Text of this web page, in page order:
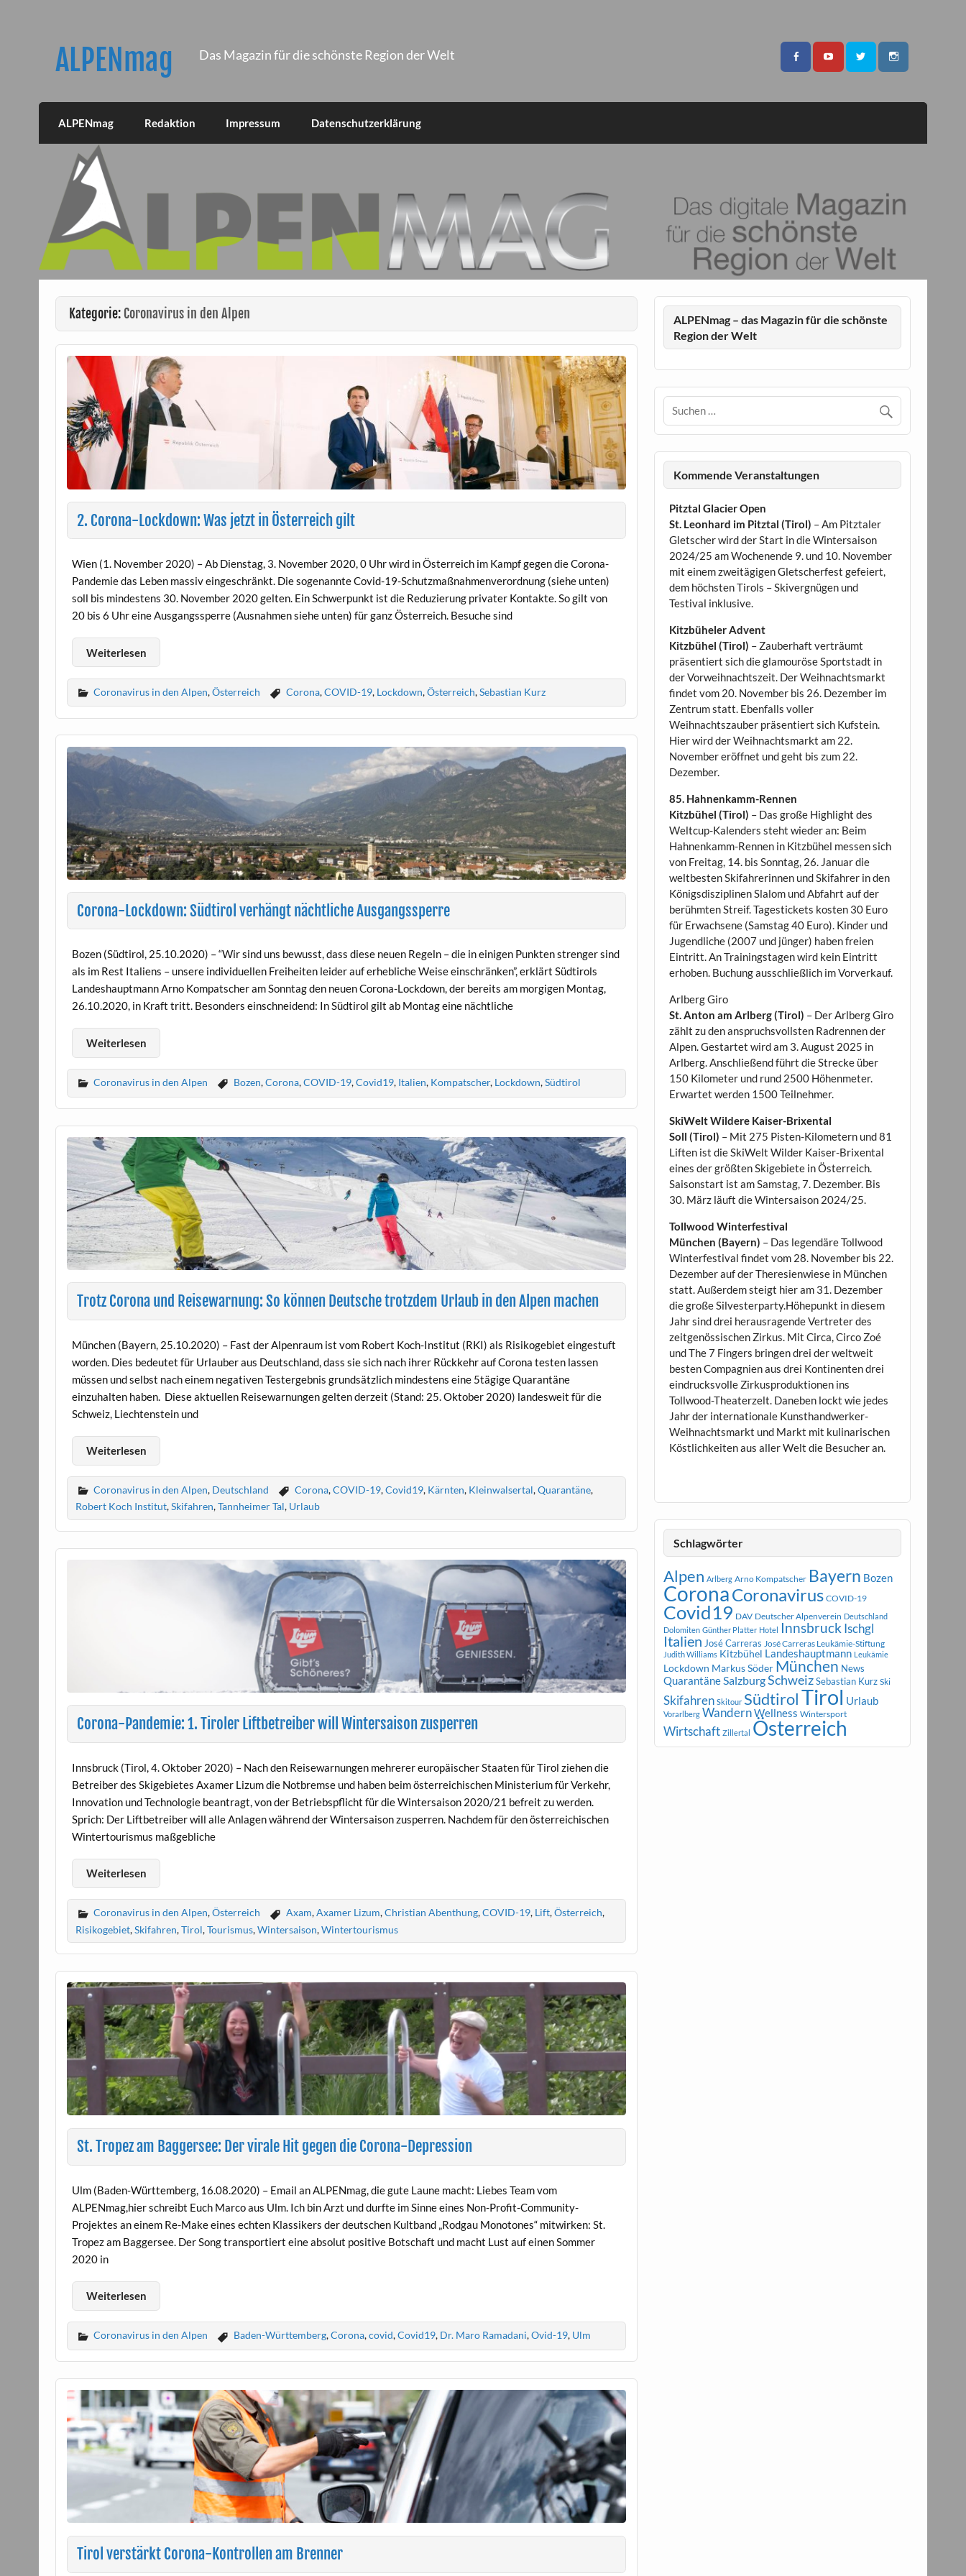
ALPENmag Das Magazin für die schönste Region der Welt
ALPENmag Redaktion Impressum Datenschutzerklärung
Kategorie: Coronavirus in den Alpen
2. Corona-Lockdown: Was jetzt in Österreich gilt
Wien (1. November 2020) – Ab Dienstag, 3. November 2020, 0 Uhr wird in Österreich im Kampf gegen die Corona-
Pandemie das Leben massiv eingeschränkt. Die sogenannte Covid-19-Schutzmaßnahmenverordnung (siehe unten)
soll bis mindestens 30. November 2020 gelten. Ein Schwerpunkt ist die Reduzierung privater Kontakte. So gilt von
20 bis 6 Uhr eine Ausgangssperre (Ausnahmen siehe unten) für ganz Österreich. Besuche sind
Weiterlesen
Coronavirus in den Alpen,Österreich Corona,COVID-19, Lockdown,Österreich,Sebastian Kurz
Corona-Lockdown: Südtirol verhängt nächtliche Ausgangssperre
Bozen (Südtirol, 25.10.2020) – “Wir sind uns bewusst, dass diese neuen Regeln – die in einigen Punkten strenger sind
als im Rest Italiens – unsere individuellen Freiheiten leider auf erhebliche Weise einschränken”, erklärt Südtirols
Landeshauptmann Arno Kompatscher am Sonntag den neuen Corona-Lockdown, der bereits am morgigen Montag,
26.10.2020, in Kraft tritt. Besonders einschneidend: In Südtirol gilt ab Montag eine nächtliche
Weiterlesen
Coronavirus in den Alpen Bozen,Corona,COVID-19,Covid19, Italien, Kompatscher, Lockdown,Südtirol
Trotz Corona und Reisewarnung: So können Deutsche trotzdem Urlaub in den Alpen machen
München (Bayern, 25.10.2020) – Fast der Alpenraum ist vom Robert Koch-Institut (RKI) als Risikogebiet eingestuft
worden. Dies bedeutet für Urlauber aus Deutschland, dass sie sich nach ihrer Rückkehr auf Corona testen lassen
müssen und selbst nach einem negativen Testergebnis grundsätzlich mindestens eine 5tägige Quarantäne
einzuhalten haben. Diese aktuellen Reisewarnungen gelten derzeit (Stand: 25. Oktober 2020) landesweit für die
Schweiz, Liechtenstein und
Weiterlesen
Coronavirus in den Alpen, Deutschland Corona,COVID-19,Covid19, Kärnten, Kleinwalsertal,Quarantäne,
Robert Koch Institut,Skifahren,Tannheimer Tal, Urlaub
Corona-Pandemie: 1. Tiroler Liftbetreiber will Wintersaison zusperren
Innsbruck (Tirol, 4. Oktober 2020) – Nach den Reisewarnungen mehrerer europäischer Staaten für Tirol ziehen die
Betreiber des Skigebietes Axamer Lizum die Notbremse und haben beim österreichischen Ministerium für Verkehr,
Innovation und Technologie beantragt, von der Betriebspflicht für die Wintersaison 2020/21 befreit zu werden.
Sprich: Der Liftbetreiber will alle Anlagen während der Wintersaison zusperren. Nachdem für den österreichischen
Wintertourismus maßgebliche
Weiterlesen
Coronavirus in den Alpen,Österreich Axam,Axamer Lizum,Christian Abenthung,COVID-19, Lift,Österreich,
Risikogebiet,Skifahren,Tirol,Tourismus,Wintersaison,Wintertourismus
St. Tropez am Baggersee: Der virale Hit gegen die Corona-Depression
Ulm (Baden-Württemberg, 16.08.2020) – Email an ALPENmag, die gute Laune macht: Liebes Team vom
ALPENmag,hier schreibt Euch Marco aus Ulm. Ich bin Arzt und durfte im Sinne eines Non-Profit-Community-
Projektes an einem Re-Make eines echten Klassikers der deutschen Kultband „Rodgau Monotones“ mitwirken: St.
Tropez am Baggersee. Der Song transportiert eine absolut positive Botschaft und macht Lust auf einen Sommer
2020 in
Weiterlesen
Coronavirus in den Alpen Baden-Württemberg,Corona,covid,Covid19, Dr. Maro Ramadani,Ovid-19, Ulm
Tirol verstärkt Corona-Kontrollen am Brenner
ALPENmag – das Magazin für die schönste
Region der Welt
Kommende Veranstaltungen
Pitztal Glacier Open
St. Leonhard im Pitztal (Tirol) – Am Pitztaler
Gletscher wird der Start in die Wintersaison
2024/25 am Wochenende 9. und 10. November
mit einem zweitägigen Gletscherfest gefeiert,
dem höchsten Tirols – Skivergnügen und
Testival inklusive.
Kitzbüheler Advent
Kitzbühel (Tirol) – Zauberhaft verträumt
präsentiert sich die glamouröse Sportstadt in
der Vorweihnachtszeit. Der Weihnachtsmarkt
findet vom 20. November bis 26. Dezember im
Zentrum statt. Ebenfalls voller
Weihnachtszauber präsentiert sich Kufstein.
Hier wird der Weihnachtsmarkt am 22.
November eröffnet und geht bis zum 22.
Dezember.
85. Hahnenkamm-Rennen
Kitzbühel (Tirol) – Das große Highlight des
Weltcup-Kalenders steht wieder an: Beim
Hahnenkamm-Rennen in Kitzbühel messen sich
von Freitag, 14. bis Sonntag, 26. Januar die
weltbesten Skifahrerinnen und Skifahrer in den
Königsdisziplinen Slalom und Abfahrt auf der
berühmten Streif. Tagestickets kosten 30 Euro
für Erwachsene (Samstag 40 Euro). Kinder und
Jugendliche (2007 und jünger) haben freien
Eintritt. An Trainingstagen wird kein Eintritt
erhoben. Buchung ausschließlich im Vorverkauf.
Arlberg Giro
St. Anton am Arlberg (Tirol) – Der Arlberg Giro
zählt zu den anspruchsvollsten Radrennen der
Alpen. Gestartet wird am 3. August 2025 in
Arlberg. Anschließend führt die Strecke über
150 Kilometer und rund 2500 Höhenmeter.
Erwartet werden 1500 Teilnehmer.
SkiWelt Wildere Kaiser-Brixental
Soll (Tirol) – Mit 275 Pisten-Kilometern und 81
Liften ist die SkiWelt Wilder Kaiser-Brixental
eines der größten Skigebiete in Österreich.
Saisonstart ist am Samstag, 7. Dezember. Bis
30. März läuft die Wintersaison 2024/25.
Tollwood Winterfestival
München (Bayern) – Das legendäre Tollwood
Winterfestival findet vom 28. November bis 22.
Dezember auf der Theresienwiese in München
statt. Außerdem steigt hier am 31. Dezember
die große Silvesterparty.Höhepunkt in diesem
Jahr sind drei herausragende Vertreter des
zeitgenössischen Zirkus. Mit Circa, Circo Zoé
und The 7 Fingers bringen drei der weltweit
besten Compagnien aus drei Kontinenten drei
eindrucksvolle Zirkusproduktionen ins
Tollwood-Theaterzelt. Daneben lockt wie jedes
Jahr der internationale Kunsthandwerker-
Weihnachtsmarkt und Markt mit kulinarischen
Köstlichkeiten aus aller Welt die Besucher an.
Schlagwörter
Alpen Arlberg Arno Kompatscher Bayern Bozen
CoronaCoronavirus COVID-19
Covid19 DAV Deutscher Alpenverein Deutschland
Dolomiten Günther Platter Hotel Innsbruck Ischgl
Italien José Carreras José Carreras Leukämie-Stiftung
Judith Williams Kitzbühel Landeshauptmann Leukämie
Lockdown Markus Söder München News
QuarantäneSalzburgSchweiz Sebastian Kurz Ski
Skifahren Skitour SüdtirolTirol Urlaub
Vorarlberg WandernWellness Wintersport
Wirtschaft Zillertal Österreich